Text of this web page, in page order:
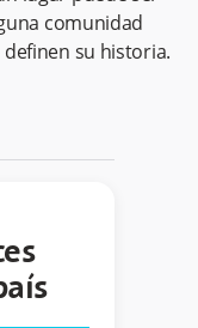
comunidad
su historia.